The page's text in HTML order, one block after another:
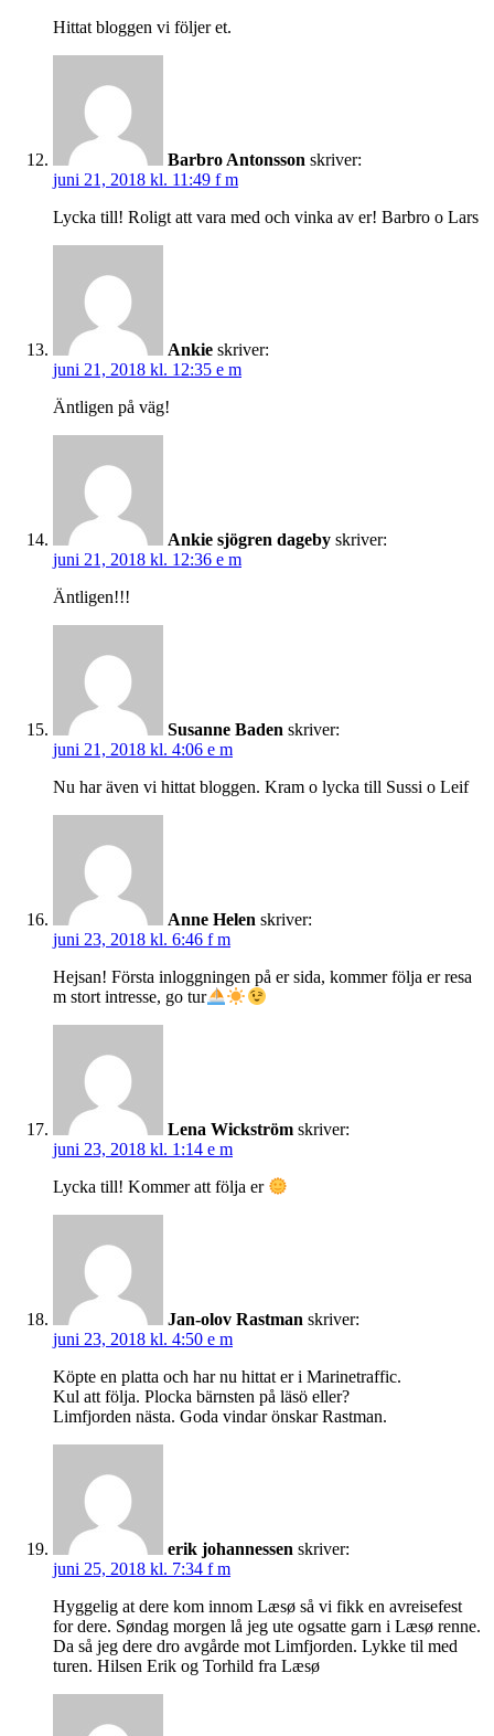
Hittat bloggen vi följer et.
Barbro Antonsson skriver:
juni 21, 2018 kl. 11:49 f m
Lycka till! Roligt att vara med och vinka av er! Barbro o Lars
Ankie skriver:
juni 21, 2018 kl. 12:35 e m
Äntligen på väg!
Ankie sjögren dageby skriver:
juni 21, 2018 kl. 12:36 e m
Äntligen!!!
Susanne Baden skriver:
juni 21, 2018 kl. 4:06 e m
Nu har även vi hittat bloggen. Kram o lycka till Sussi o Leif
Anne Helen skriver:
juni 23, 2018 kl. 6:46 f m
Hejsan! Första inloggningen på er sida, kommer följa er resa
m stort intresse, go tur
Lena Wickström skriver:
juni 23, 2018 kl. 1:14 e m
Lycka till! Kommer att följa er
Jan-olov Rastman skriver:
juni 23, 2018 kl. 4:50 e m
Köpte en platta och har nu hittat er i Marinetraffic.
Kul att följa. Plocka bärnsten på läsö eller?
Limfjorden nästa. Goda vindar önskar Rastman.
erik johannessen skriver:
juni 25, 2018 kl. 7:34 f m
Hyggelig at dere kom innom Læsø så vi fikk en avreisefest
for dere. Søndag morgen lå jeg ute ogsatte garn i Læsø renne.
Da så jeg dere dro avgårde mot Limfjorden. Lykke til med
turen. Hilsen Erik og Torhild fra Læsø